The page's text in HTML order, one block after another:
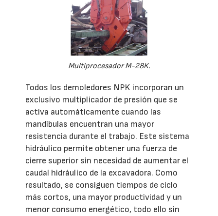
Multiprocesador M-28K.
Todos los demoledores NPK incorporan un
exclusivo multiplicador de presión que se
activa automáticamente cuando las
mandíbulas encuentran una mayor
resistencia durante el trabajo. Este sistema
hidráulico permite obtener una fuerza de
cierre superior sin necesidad de aumentar el
caudal hidráulico de la excavadora. Como
resultado, se consiguen tiempos de ciclo
más cortos, una mayor productividad y un
menor consumo energético, todo ello sin